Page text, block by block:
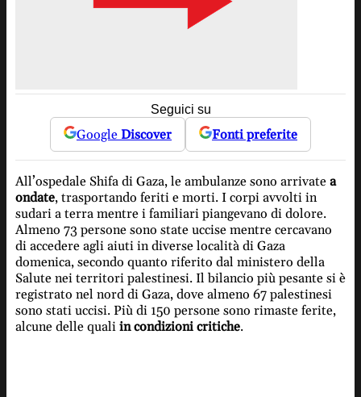
Seguici su
Google Discover Fonti preferite
All’ospedale Shifa di Gaza, le ambulanze sono arrivate a
ondate, trasportando feriti e morti. I corpi avvolti in
sudari a terra mentre i familiari piangevano di dolore.
Almeno 73 persone sono state uccise mentre cercavano
di accedere agli aiuti in diverse località di Gaza
domenica, secondo quanto riferito dal ministero della
Salute nei territori palestinesi. Il bilancio più pesante si è
registrato nel nord di Gaza, dove almeno 67 palestinesi
sono stati uccisi. Più di 150 persone sono rimaste ferite,
alcune delle quali in condizioni critiche.